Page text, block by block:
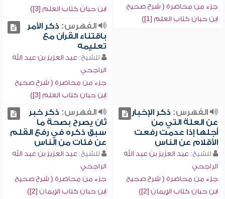
جزء من محاضرة ( شرح صحيح
ابن حبان كتاب العلم [1])
ابن حبان كتاب العلم [3])
الفهرس: ذكر الأمر
باقتناء القرآن مع
تعليمه
للشيخ: عبد العزيز بن عبد الله
الراجحي
جزء من محاضرة ( شرح صحيح
ابن حبان كتاب العلم [3])
الفهرس: ذكر الإخبار
عن العلة التي من
أجلها إذا عدمت رفعت
الأقلام عن الناس
للشيخ: عبد العزيز بن عبد الله
الراجحي
جزء من محاضرة ( شرح صحيح
ابن حبان كتاب الإيمان [2])
الفهرس: ذكر خبر
ثان يصرح بصحة ما
سبق ذكره في رفع القلم
عن فئات من الناس
للشيخ: عبد العزيز بن عبد الله
الراجحي
جزء من محاضرة ( شرح صحيح
ابن حبان كتاب الإيمان [2])